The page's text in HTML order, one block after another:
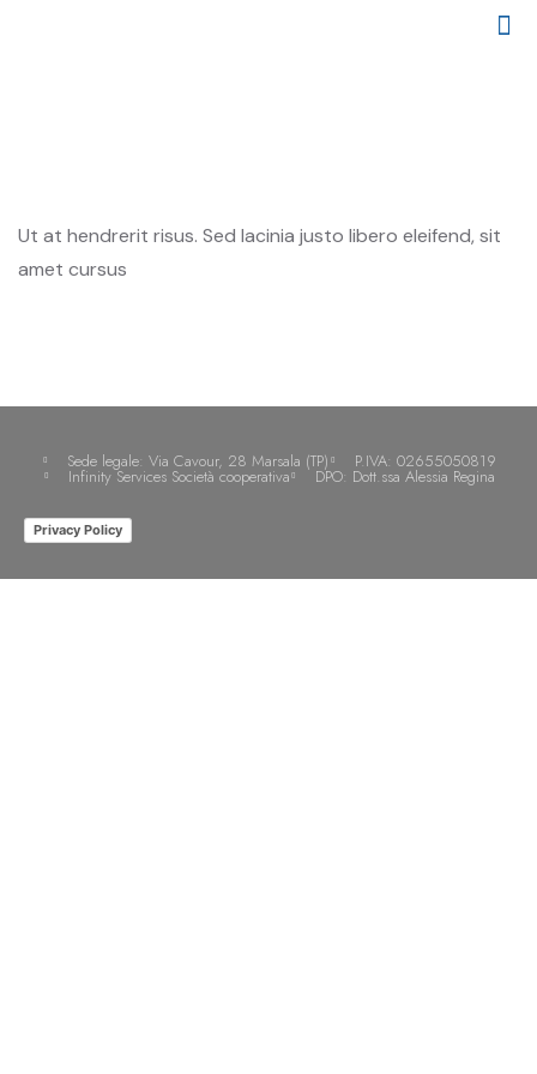
Ut at hendrerit risus. Sed lacinia justo libero eleifend, sit
amet cursus
Sede legale: Via Cavour, 28 Marsala (TP) P.IVA: 02655050819
Infinity Services Società cooperativa DPO: Dott.ssa Alessia Regina
Privacy Policy